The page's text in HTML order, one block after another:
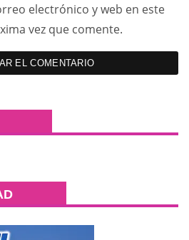
electrónico y web en este
vez que comente.